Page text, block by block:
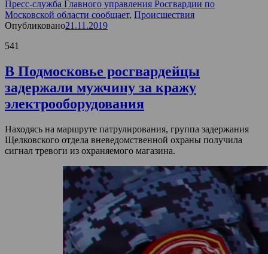
Пресс-служба Главного управления Росгвардии по
Московской области сообщает, Происшествия
Опубликовано21.11.2019
541
В Подмосковье росгвардейцы
задержали мужчину за кражу
электрооборудования
Находясь на маршруте патрулирования, группа задержания
Щелковского отдела вневедомственной охраны получила
сигнал тревоги из охраняемого магазина.